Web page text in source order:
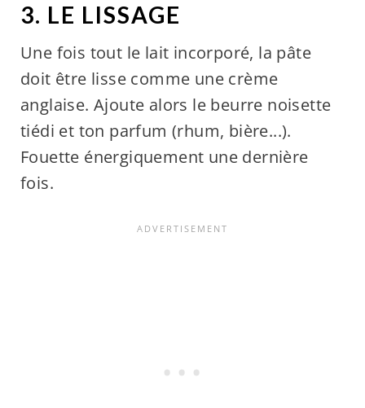
3. LE LISSAGE
Une fois tout le lait incorporé, la pâte
doit être lisse comme une crème
anglaise. Ajoute alors le beurre noisette
tiédi et ton parfum (rhum, bière...).
Fouette énergiquement une dernière
fois.